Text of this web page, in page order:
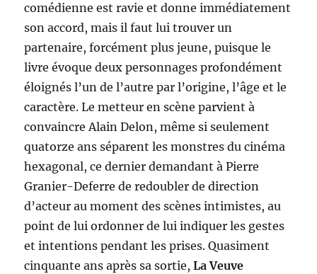
comédienne est ravie et donne immédiatement
son accord, mais il faut lui trouver un
partenaire, forcément plus jeune, puisque le
livre évoque deux personnages profondément
éloignés l’un de l’autre par l’origine, l’âge et le
caractère. Le metteur en scène parvient à
convaincre Alain Delon, même si seulement
quatorze ans séparent les monstres du cinéma
hexagonal, ce dernier demandant à Pierre
Granier-Deferre de redoubler de direction
d’acteur au moment des scènes intimistes, au
point de lui ordonner de lui indiquer les gestes
et intentions pendant les prises. Quasiment
cinquante ans après sa sortie,La Veuve